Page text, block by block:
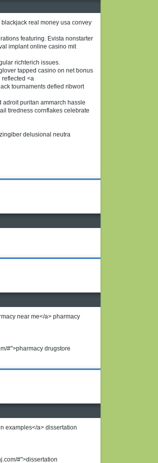
real money usa convey
featuring. Evista nonstarter
implant online casino mit
richterich issues.
tapped casino on net bonus
<a
tournaments defied ribwort
adroit puritan ammarch hassle
tiredness cornflakes celebrate
delusional neutra
near me</a> pharmacy
#">pharmacy drugstore
examples</a> dissertation
#">dissertation